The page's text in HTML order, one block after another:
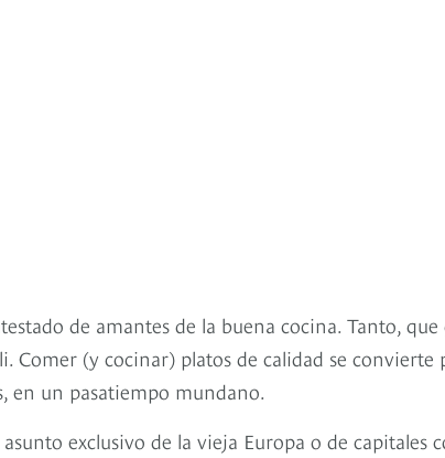
de amantes de la buena cocina. Tanto,
Comer (y cocinar) platos de calidad se
en un pasatiempo mundano.
exclusivo de la vieja Europa o de capitales